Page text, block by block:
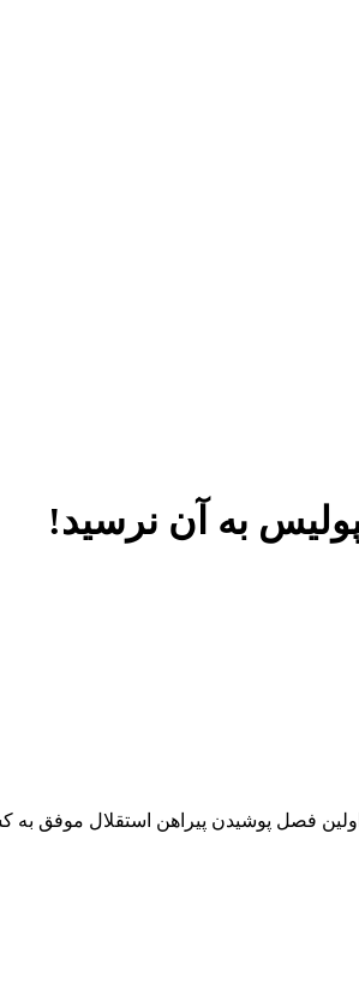
به آن نرسید!
فصل پوشیدن پیراهن استقلال موفق